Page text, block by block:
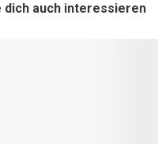
dich auch interessieren